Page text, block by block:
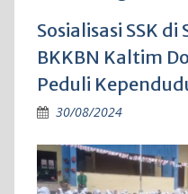
Sosialisasi SSK
BKKBN Kaltim
Peduli
30/08/2024